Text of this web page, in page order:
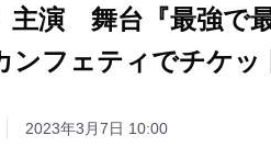
主演 舞台『最強で
フェティでチケッ
2023年3月7日 10:00